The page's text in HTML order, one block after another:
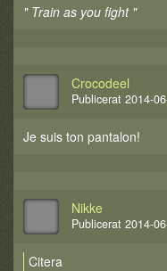
" Train as you fight "
Crocodeel
Publicerat 2014-
Je suis ton pantalon!
Nikke
Publicerat 2014-
Citera